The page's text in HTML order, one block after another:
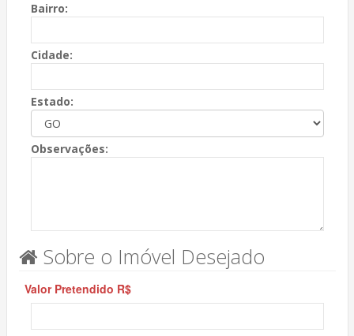
Bairro:
Cidade:
Estado:
Observações:
Sobre o Imóvel Desejado
Valor Pretendido R$